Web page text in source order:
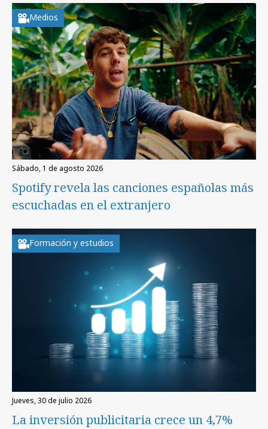
Medios
sábado, 1 de agosto 2026
Spotify revela las canciones españolas más
escuchadas en el extranjero
Formación y estudios
jueves, 30 de julio 2026
La inversión publicitaria crece un 4,7%